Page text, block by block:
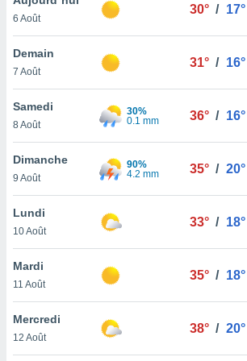
et
»,
au
vous
qu'ils
ou
le
ainsi
un
la
du
6 Août
30° / 17°
Demain
7 Août
31° / 16°
Samedi
8 Août
30%
0.1 mm
36° / 16°
Dimanche
9 Août
90%
4.2 mm
35° / 20°
Lundi
10 Août
33° / 18°
Mardi
11 Août
35° / 18°
Mercredi
12 Août
38° / 20°